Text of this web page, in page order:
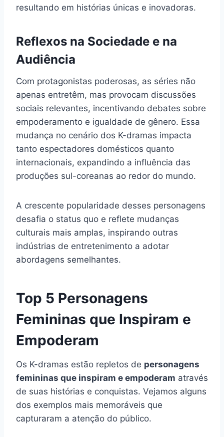
resultando em histórias únicas e inovadoras.
Reflexos na Sociedade e na
Audiência
Com protagonistas poderosas, as séries não
apenas entretêm, mas provocam discussões
sociais relevantes, incentivando debates sobre
empoderamento e igualdade de gênero. Essa
mudança no cenário dos K-dramas impacta
tanto espectadores domésticos quanto
internacionais, expandindo a influência das
produções sul-coreanas ao redor do mundo.
A crescente popularidade desses personagens
desafia o status quo e reflete mudanças
culturais mais amplas, inspirando outras
indústrias de entretenimento a adotar
abordagens semelhantes.
Top 5 Personagens
Femininas que Inspiram e
Empoderam
Os K-dramas estão repletos de personagens
femininas que inspiram e empoderam através
de suas histórias e conquistas. Vejamos alguns
dos exemplos mais memoráveis que
capturaram a atenção do público.